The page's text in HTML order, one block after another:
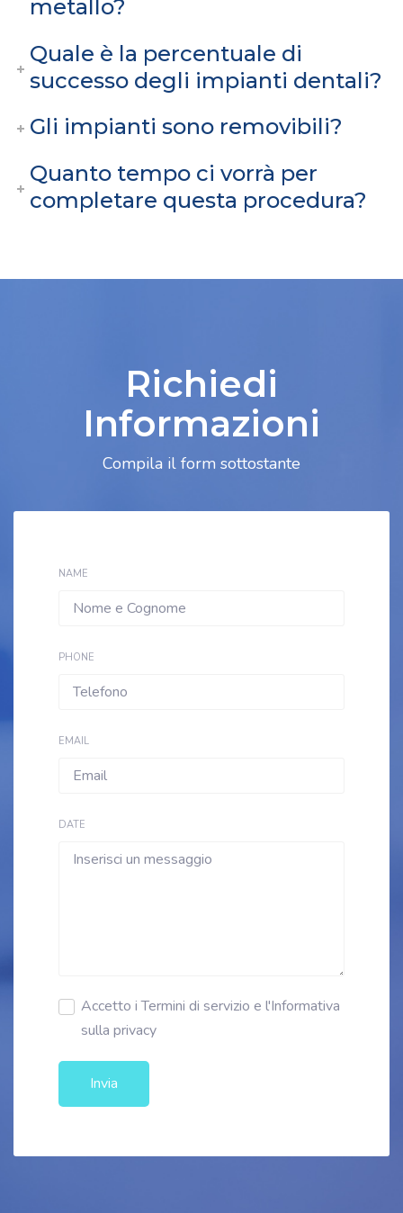
metallo?
Quale è la percentuale di
successo degli impianti dentali?
Gli impianti sono removibili?
Quanto tempo ci vorrà per
completare questa procedura?
Richiedi
Informazioni
Compila il form sottostante
NAME
PHONE
EMAIL
DATE
Accetto i Termini di servizio e l'Informativa
sulla privacy
Invia